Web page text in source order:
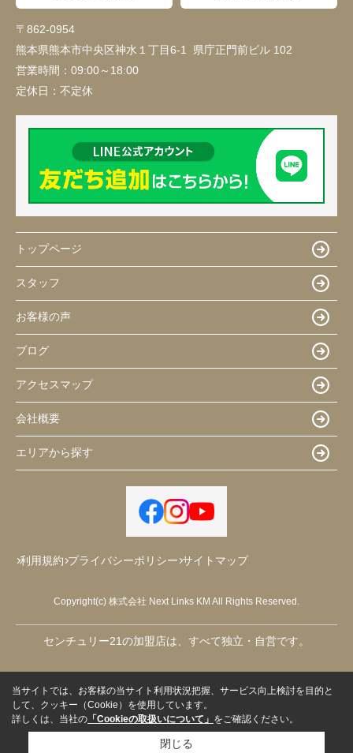
〒862-0954
熊本県熊本市中央区神水１丁目6-1 県庁正門前ビル 102
営業時間： 09:00～18:00
定休日： 不定休
トップページ
スタッフ
お客様の声
ブログ
アクセスマップ
会社概要
エリアから探す
利用規約 プライバシーポリシー サイトマップ
Copyright(c) 株式会社 Next Links KM All Rights Reserved.
センチュリー21の加盟店は、すべて独立・自営です。
当サイトでは、お客様の当サイト利用状況把握、サービス向上検討を目的と
して、クッキー（Cookie）を使用しています。
詳しくは、当社の 「Cookieの取扱いについて」 をご確認ください。
閉じる